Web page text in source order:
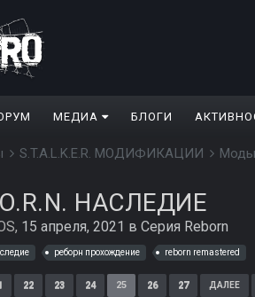
МЕДИА БЛОГИ
S.T.A.L.K.E.R. МОДИФИКАЦИИ
НАСЛЕДИЕ
, 15 апреля, 2021 в Серия Reborn
реборн прохождение reborn remastered
22 23 24 25 26 27 ДАЛЕЕ